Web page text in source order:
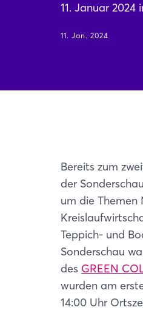
11. Januar
11. Jan. 2024
Bereits zum
der Sonderschau
um die
Teppich- und
Sonderschau
des GREEN
wurden am
14:00 Uhr